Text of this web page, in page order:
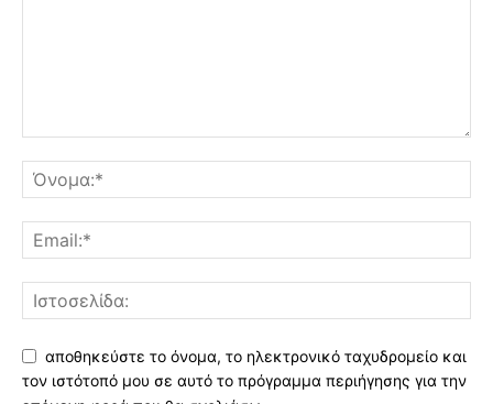
αποθηκεύστε το όνομα, το ηλεκτρονικό ταχυδρομείο και
τον ιστότοπό μου σε αυτό το πρόγραμμα περιήγησης για την